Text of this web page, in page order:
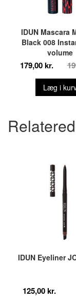
IDUN Mascara
Black 008
volume
179,00 kr.
Læg i
IDUN Eyeliner
125,00 kr.